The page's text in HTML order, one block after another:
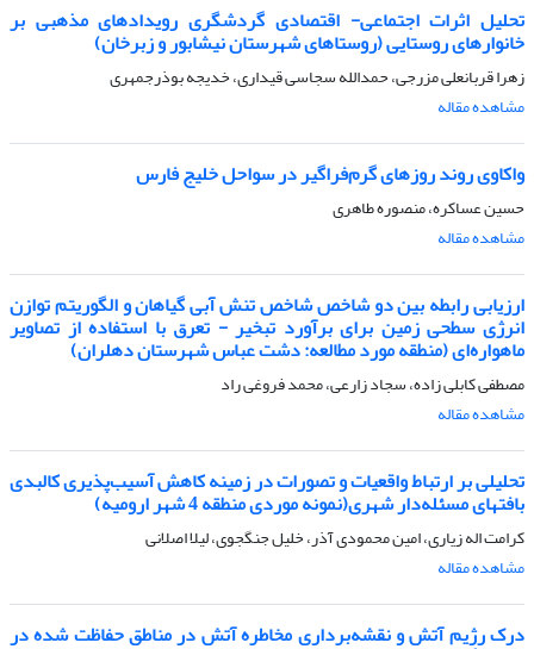
تحلیل اثرات اجتماعی- اقتصادی گردشگری رویدادهای مذهبی بر
خانوارهای روستایی (روستاهای شهرستان نیشابور و زبرخان)
زهرا قربانعلی مزرجی، حمدالله سجاسی قیداری، خدیجه بوذرجمهری
مشاهده مقاله
واکاوی روند روزهای گرم‌فراگیر در سواحل خلیج فارس
حسین عساکره، منصوره طاهری
مشاهده مقاله
ارزیابی رابطه بین دو شاخص شاخص تنش آبی گیاهان و الگوریتم توازن
انرژی سطحی زمین برای برآورد تبخیر - تعرق با استفاده از تصاویر
ماهواره‌ای (منطقه مورد مطالعه: دشت عباس شهرستان دهلران)
مصطفی کابلی زاده، سجاد زارعی، محمد فروغی راد
مشاهده مقاله
تحلیلی بر ارتباط واقعیات و تصورات در زمینه کاهش آسیب‌پذیری کالبدی
بافتهای مسئله‌دار شهری(نمونه موردی منطقه 4 شهر ارومیه)
کرامت اله زیاری، امین محمودی آذر، خلیل جنگجوی، لیلا اصلانی
مشاهده مقاله
درک رژیم آتش و نقشه‌برداری مخاطره آتش در مناطق حفاظت شده در